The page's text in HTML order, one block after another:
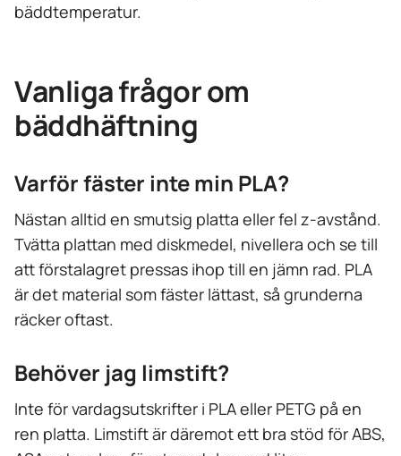
bäddtemperatur.
Vanliga frågor om
bäddhäftning
Varför fäster inte min PLA?
Nästan alltid en smutsig platta eller fel z-avstånd.
Tvätta plattan med diskmedel, nivellera och se till
att förstalagret pressas ihop till en jämn rad. PLA
är det material som fäster lättast, så grunderna
räcker oftast.
Behöver jag limstift?
Inte för vardagsutskrifter i PLA eller PETG på en
ren platta. Limstift är däremot ett bra stöd för ABS,